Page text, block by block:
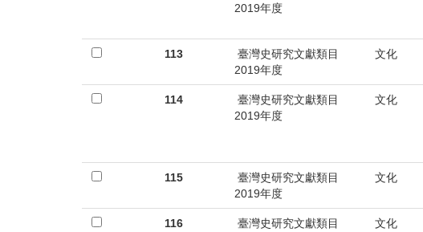
2019年度
113
臺灣史研究文獻類目
2019年度
文化
114
臺灣史研究文獻類目
2019年度
文化
115
臺灣史研究文獻類目
2019年度
文化
116
臺灣史研究文獻類目
文化